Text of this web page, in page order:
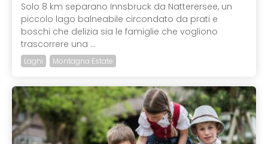
Solo 8 km separano Innsbruck da Natterersee, un
piccolo lago balneabile circondato da prati e
boschi che delizia sia le famiglie che vogliono
trascorrere una ...
Laghi Montagna Estate